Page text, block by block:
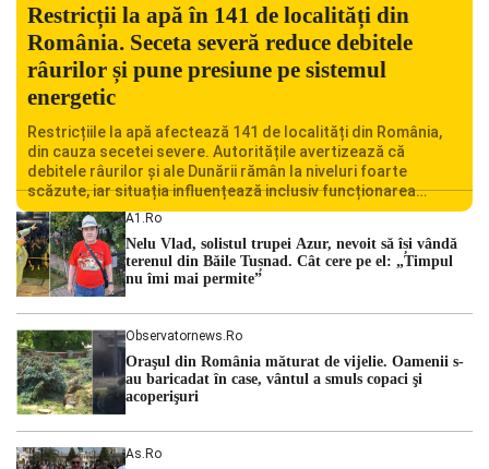
Restricții la apă în 141 de localități din
România. Seceta severă reduce debitele
râurilor și pune presiune pe sistemul
energetic
Restricțiile la apă afectează 141 de localități din România,
din cauza secetei severe. Autoritățile avertizează că
debitele râurilor și ale Dunării rămân la niveluri foarte
scăzute, iar situația influențează inclusiv funcționarea
Centralei Nucleare de la Cernavodă. România se confruntă
cu una dintre cele mai dificile perioade din punct de vedere
hidrologic din ultimii ani. Lipsa […]
A1.ro
Nelu Vlad, solistul trupei Azur, nevoit să își vândă
terenul din Băile Tușnad. Cât cere pe el: „Timpul
nu îmi mai permite”
Observatornews.ro
Oraşul din România măturat de vijelie. Oamenii s-
au baricadat în case, vântul a smuls copaci şi
acoperişuri
As.ro